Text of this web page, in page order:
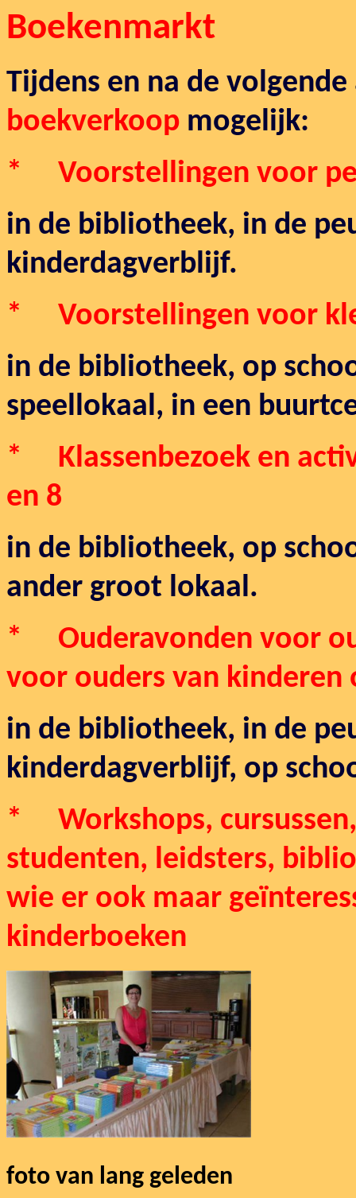
Boekenmarkt
Tijdens en na de
boekverkoop mogelijk:
* Voorstellingen voor
in de bibliotheek, in de
kinderdagverblijf.
* Voorstellingen voor
in de bibliotheek, op
speellokaal, in een
* Klassenbezoek en
en 8
in de bibliotheek, op
ander groot lokaal.
* Ouderavonden voor
voor ouders van kinderen
in de bibliotheek, in de
kinderdagverblijf, op
* Workshops,
studenten, leidsters,
wie er ook maar
kinderboeken
foto van lang